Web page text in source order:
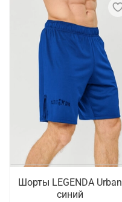
Шорты LEGENDA Urban
синий